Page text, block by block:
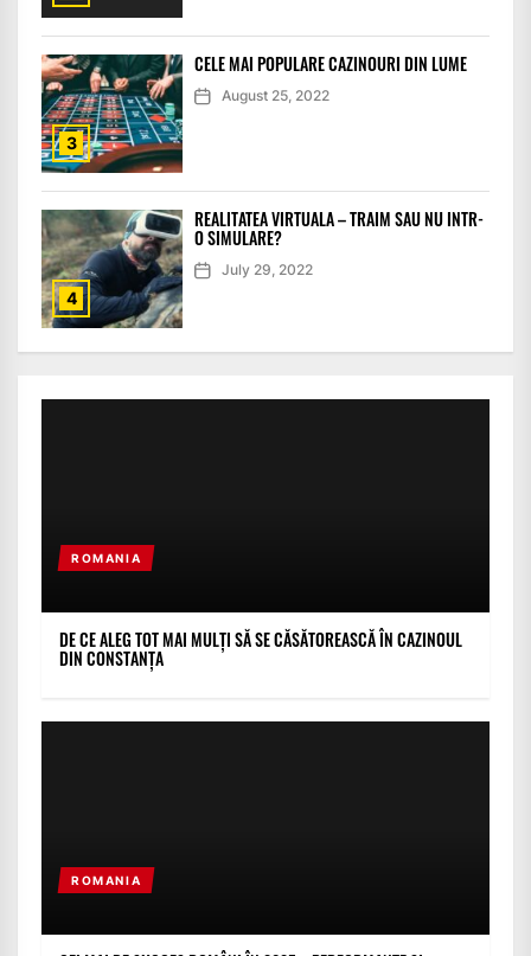
3
CELE MAI POPULARE CAZINOURI DIN LUME
August 25, 2022
4
REALITATEA VIRTUALA – TRAIM SAU NU INTR-
O SIMULARE?
July 29, 2022
ROMANIA
DE CE ALEG TOT MAI MULȚI SĂ SE CĂSĂTOREASCĂ ÎN CAZINOUL
DIN CONSTANȚA
ROMANIA